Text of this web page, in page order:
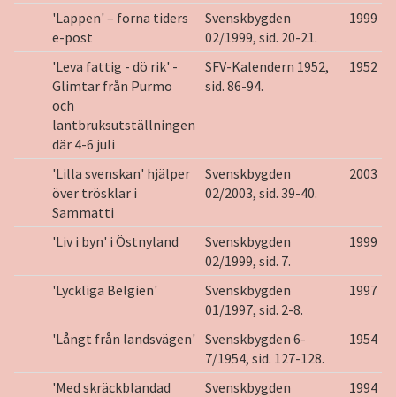
'Lappen' – forna tiders
e-post
Svenskbygden
02/1999, sid. 20-21.
1999
'Leva fattig - dö rik' -
Glimtar från Purmo
och
lantbruksutställningen
där 4-6 juli
SFV-Kalendern 1952,
sid. 86-94.
1952
'Lilla svenskan' hjälper
över trösklar i
Sammatti
Svenskbygden
02/2003, sid. 39-40.
2003
'Liv i byn' i Östnyland
Svenskbygden
02/1999, sid. 7.
1999
'Lyckliga Belgien'
Svenskbygden
01/1997, sid. 2-8.
1997
'Långt från landsvägen' Svenskbygden 6-
7/1954, sid. 127-128.
1954
'Med skräckblandad
Svenskbygden
1994